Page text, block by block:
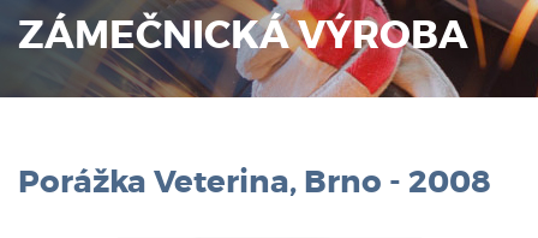
ZÁMEČNICKÁ VÝROBA
Porážka Veterina, Brno - 2008